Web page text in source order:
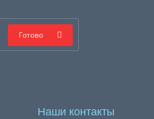
Готово
Наши контакты